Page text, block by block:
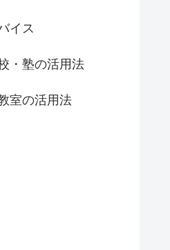
イス
・塾の活用法
室の活用法